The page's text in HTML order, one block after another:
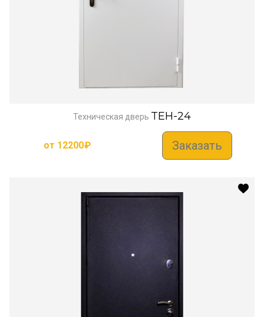
Техническая дверь TEH-24
от 12200₽ Заказать